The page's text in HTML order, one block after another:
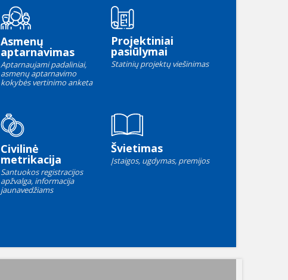
Asmenų
aptarnavimas
Aptarnaujami padaliniai,
asmenų aptarnavimo
kokybės vertinimo anketa
Projektiniai
pasiūlymai
Statinių projektų viešinimas
Civilinė
metrikacija
Santuokos registracijos
apžvalga, informacija
jaunavedžiams
Švietimas
Įstaigos, ugdymas, premijos